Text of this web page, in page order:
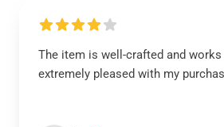
The item is well-crafted and
extremely pleased with my